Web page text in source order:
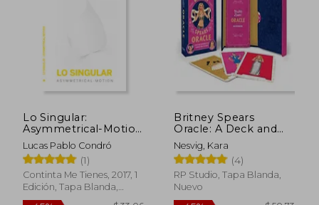
Lo Singular:
Asymmetrical-Motion
(Escénicas)
Lucas Pablo Condró
(1)
Continta Me Tienes, 2017, 1
Edición, Tapa Blanda,
Nuevo
Britney Spears
Oracle: A Deck and
Guidebook to be
Stronger Than
Yesterday (en Inglés)
Nesvig, Kara
(4)
RP Studio, Tapa Blanda,
Nuevo